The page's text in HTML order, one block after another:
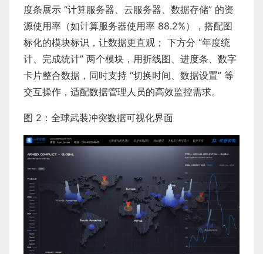
度条展示 “计算服务器、云服务器、数据存储” 的资
源使用率（如计算服务器使用率 88.2%），搭配图
标化的模块标识，让数据更直观； 下方分 “年度统
计、完成统计” 两个模块，用折线图、进度条、数字
卡片整合数据，同时支持 “切换时间、数据设置” 等
交互操作，适配数据管理人员的高效监控需求。
图 2：全球武装冲突数据可视化界面